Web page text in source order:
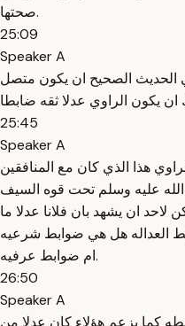
صحتها.
25:09
Speaker A
الحديث الصحيح ان يكون متصل
25:45
Speaker A
هذا الذي كان مع المنافقين
الله عليه وسلم تحت قوه السيف
ان يشهد بان فلانا عدلا ما
العداله هل هي ضوابط شرعيه
ام ضوابط عرفيه.
26:50
Speaker A
كما يزعم هؤلاء كان عدلا من